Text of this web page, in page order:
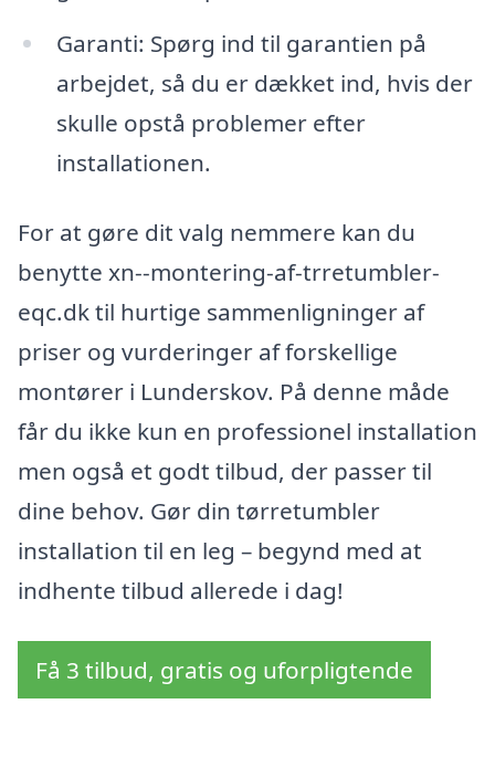
Garanti: Spørg ind til garantien på
arbejdet, så du er dækket ind, hvis der
skulle opstå problemer efter
installationen.
For at gøre dit valg nemmere kan du
benytte xn--montering-af-trretumbler-
eqc.dk til hurtige sammenligninger af
priser og vurderinger af forskellige
montører i Lunderskov. På denne måde
får du ikke kun en professionel installation
men også et godt tilbud, der passer til
dine behov. Gør din tørretumbler
installation til en leg – begynd med at
indhente tilbud allerede i dag!
Få 3 tilbud, gratis og uforpligtende